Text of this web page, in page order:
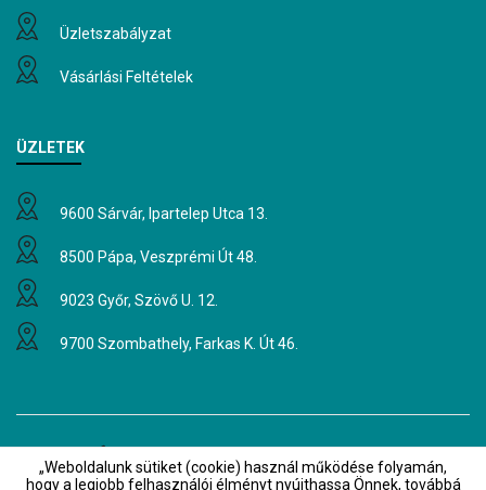
„Weboldalunk sütiket (cookie) használ működése folyamán,
hogy a legjobb felhasználói élményt nyújthassa Önnek, továbbá
Üzletszabályzat
Vásárlási Feltételek
ÜZLETEK
9600 Sárvár, Ipartelep Utca 13.
8500 Pápa, Veszprémi Út 48.
9023 Győr, Szövő U. 12.
9700 Szombathely, Farkas K. Út 46.
Hírlevél
Értesüljön elsőként akcióinkról és